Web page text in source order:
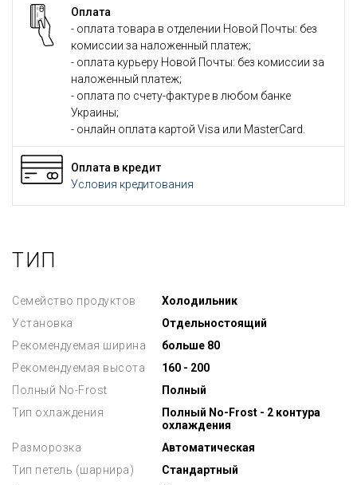
Оплата
- оплата товара в отделении Новой Почты: без
комиссии за наложенный платеж;
- оплата курьеру Новой Почты: без комиссии за
наложенный платеж;
- оплата по счету-фактуре в любом банке
Украины;
- онлайн оплата картой Visa или MasterCard.
Оплата в кредит
Условия кредитования
ТИП
Семейство продуктов
Холодильник
Установка
Отдельностоящий
Рекомендуемая ширина
больше 80
Рекомендуемая высота
160 - 200
Полный No-Frost
Полный
Тип охлаждения
Полный No-Frost - 2 контура
охлаждения
Разморозка
Автоматическая
Тип петель (шарнира)
Стандартный